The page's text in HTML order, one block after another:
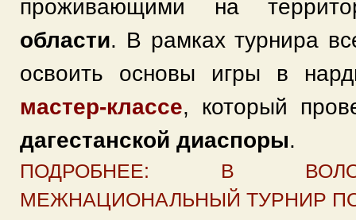
проживающими на
области. В рамках турнира
освоить основы игры в
мастер-классе, который
дагестанской диаспоры.
ПОДРОБНЕЕ: В
МЕЖНАЦИОНАЛЬНЫЙ ТУРНИР